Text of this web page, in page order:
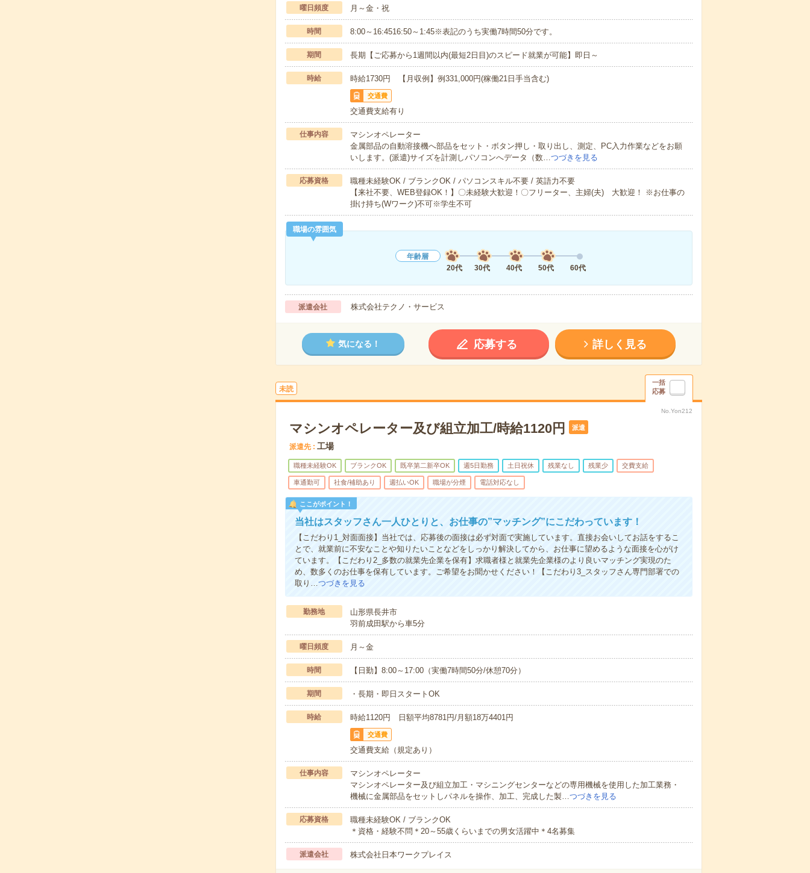
曜日頻度 月～金・祝
時間 8:00～16:4516:50～1:45※表記のうち実働7時間50分です。
期間 長期【ご応募から1週間以内(最短2日目)のスピード就業が可能】即日～
時給 時給1730円 【月収例】例331,000円(稼働21日手当含む)
交通費
交通費支給有り
仕事内容
マシンオペレーター
金属部品の自動溶接機へ部品をセット・ボタン押し・取り出し、測定、PC入力作業などをお願
いします。(派遣)サイズを計測しパソコンへデータ（数… つづきを見る
応募資格
職種未経験OK / ブランクOK / パソコンスキル不要 / 英語力不要
【来社不要、WEB登録OK！】〇未経験大歓迎！〇フリーター、主婦(夫) 大歓迎！ ※お仕事の
掛け持ち(Wワーク)不可※学生不可
職場の雰囲気
年齢層
20代
30代 40代 50代 60代
派遣会社 株式会社テクノ・サービス
気になる！ 応募する 詳しく見る
未読
一括
応募
No.Yon212
マシンオペレーター及び組立加工/時給1120円 派遣
派遣先 工場
職種未経験OK ブランクOK 既卒第二新卒OK 週5日勤務 土日祝休 残業なし 残業少 交費支給
車通勤可 社食/補助あり 週払いOK 職場が分煙 電話対応なし
ここがポイント！
当社はスタッフさん一人ひとりと、お仕事の”マッチング”にこだわっています！
【こだわり1_対面面接】当社では、応募後の面接は必ず対面で実施しています。直接お会いしてお話をするこ
とで、就業前に不安なことや知りたいことなどをしっかり解決してから、お仕事に望めるような面接を心がけ
ています。【こだわり2_多数の就業先企業を保有】求職者様と就業先企業様のより良いマッチング実現のた
め、数多くのお仕事を保有しています。ご希望をお聞かせください！【こだわり3_スタッフさん専門部署での
取り…つづきを見る
勤務地
山形県長井市
羽前成田駅から車5分
曜日頻度 月～金
時間 【日勤】8:00～17:00（実働7時間50分/休憩70分）
期間 ・長期・即日スタートOK
時給 時給1120円 日額平均8781円/月額18万4401円
交通費
交通費支給（規定あり）
仕事内容
マシンオペレーター
マシンオペレーター及び組立加工・マシニングセンターなどの専用機械を使用した加工業務・
機械に金属部品をセットしパネルを操作、加工、完成した製…つづきを見る
応募資格
職種未経験OK / ブランクOK
＊資格・経験不問＊20～55歳くらいまでの男女活躍中＊4名募集
派遣会社 株式会社日本ワークプレイス